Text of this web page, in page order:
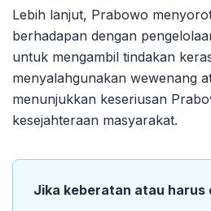
Lebih lanjut, Prabowo
berhadapan dengan
untuk mengambil tindakan
menyalahgunakan wewenang
menunjukkan keseriusan
kesejahteraan masyarakat.
Jika keberatan atau harus